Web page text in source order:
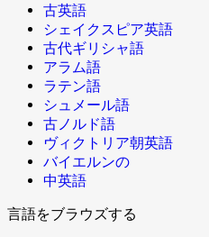
古英語
シェイクスピア英語
古代ギリシャ語
アラム語
ラテン語
シュメール語
古ノルド語
ヴィクトリア朝英語
バイエルンの
中英語
言語をブラウズする